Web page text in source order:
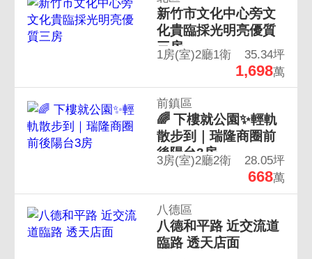
新竹市文化中心旁文
化貴臨採光明亮優質
三房
1房(室)2廳1衛 35.34坪
1,698萬
前鎮區
🌈 下樓就公園✨輕軌
散步到｜瑞隆商圈前
後陽台3房
3房(室)2廳2衛 28.05坪
668萬
八德區
八德和平路 近交流道
臨路 透天店面